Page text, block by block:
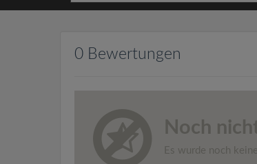
0 Bewertungen
Noch
Es wurde noch